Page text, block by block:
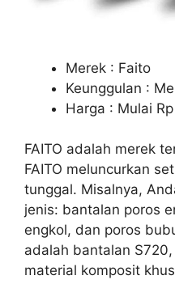
Merek : Faito
Keunggulan :
Harga : Mulai
FAITO adalah merek
FAITO meluncurkan
tunggal. Misalnya,
jenis: bantalan poros
engkol, dan poros
adalah bantalan
material komposit